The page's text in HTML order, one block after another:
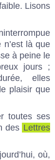
Lisons
là que
à peine le
jours ;
elles
plaisir que
toutes ses
des Lettres
où,